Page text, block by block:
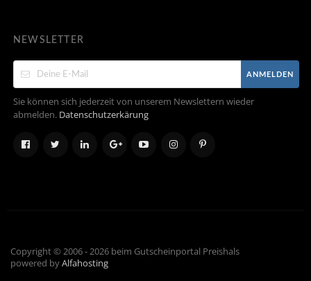
NEWSLETTER
ANMELDEN
Sie können sich jederzeit von unserem Newslettern wieder
abmelden. Datenschutzerkärung
Copyright © 2006 - 2026 beim Gutscheinportal Preishals
powered byAlfahosting